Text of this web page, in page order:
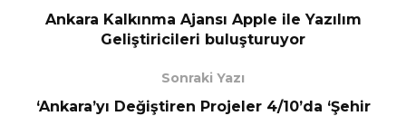
Ankara Kalkınma Ajansı Apple ile Yazılım
Geliştiricileri buluşturuyor
Sonraki Yazı
‘Ankara’yı Değiştiren Projeler 4/10’da ‘Şehir